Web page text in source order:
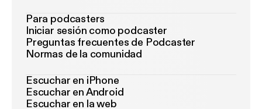
Para podcasters
Iniciar sesión como podcaster
Preguntas frecuentes de Podcaster
Normas de la comunidad
Escuchar en iPhone
Escuchar en Android
Escuchar en la web